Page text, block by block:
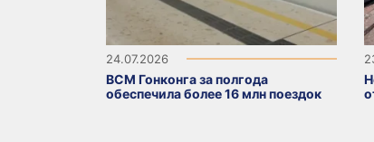
24.07.2026
ВСМ Гонконга за полгода
обеспечила более 16 млн поездок